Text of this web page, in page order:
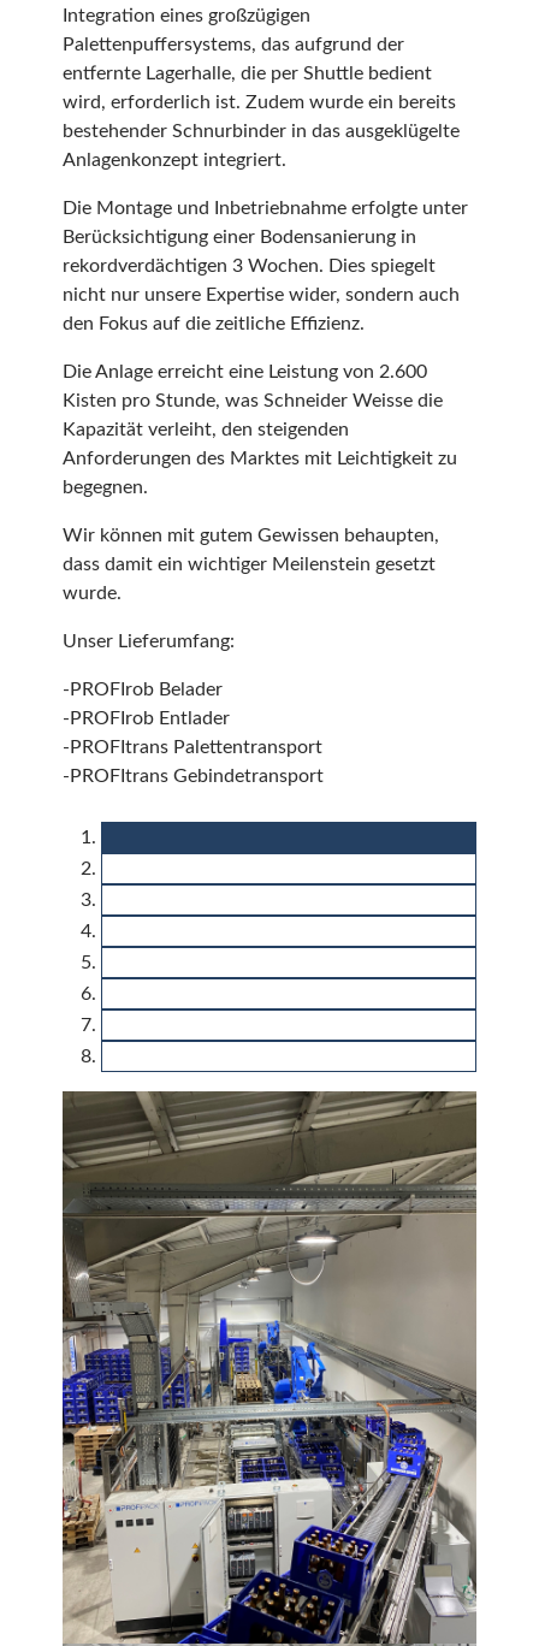
Integration eines großzügigen
Palettenpuffersystems, das aufgrund der
entfernte Lagerhalle, die per Shuttle bedient
wird, erforderlich ist. Zudem wurde ein bereits
bestehender Schnurbinder in das ausgeklügelte
Anlagenkonzept integriert.
Die Montage und Inbetriebnahme erfolgte unter
Berücksichtigung einer Bodensanierung in
rekordverdächtigen 3 Wochen. Dies spiegelt
nicht nur unsere Expertise wider, sondern auch
den Fokus auf die zeitliche Effizienz.
Die Anlage erreicht eine Leistung von 2.600
Kisten pro Stunde, was Schneider Weisse die
Kapazität verleiht, den steigenden
Anforderungen des Marktes mit Leichtigkeit zu
begegnen.
Wir können mit gutem Gewissen behaupten,
dass damit ein wichtiger Meilenstein gesetzt
wurde.
Unser Lieferumfang:
-PROFIrob Belader
-PROFIrob Entlader
-PROFItrans Palettentransport
-PROFItrans Gebindetransport